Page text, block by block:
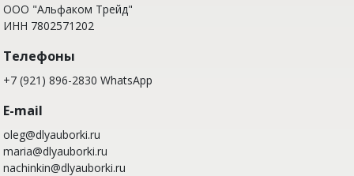
ООО "Альфаком Трейд"
ИНН 7802571202
Телефоны
+7 (921) 896-2830 WhatsApp
E-mail
oleg@dlyauborki.ru
maria@dlyauborki.ru
nachinkin@dlyauborki.ru